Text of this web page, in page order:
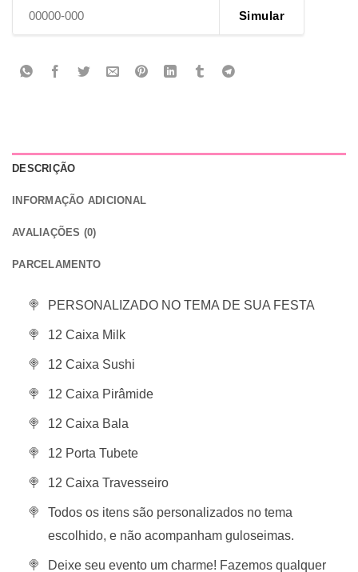
Simular
DESCRIÇÃO
INFORMAÇÃO ADICIONAL
AVALIAÇÕES (0)
PARCELAMENTO
PERSONALIZADO NO TEMA DE SUA FESTA
12 Caixa Milk
12 Caixa Sushi
12 Caixa Pirâmide
12 Caixa Bala
12 Porta Tubete
12 Caixa Travesseiro
Todos os itens são personalizados no tema
escolhido, e não acompanham guloseimas.
Deixe seu evento um charme! Fazemos qualquer